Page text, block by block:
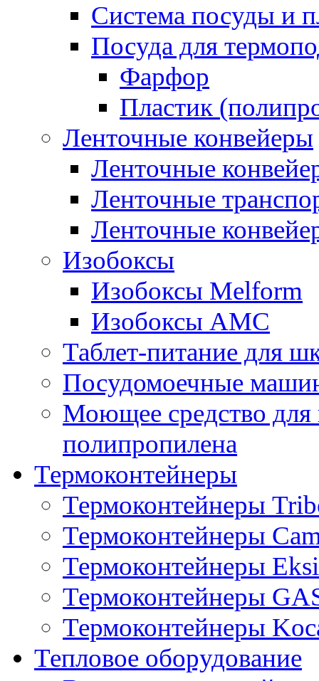
Система посуды и
Посуда для
Фарфор
Пластик
Ленточные конвейеры
Ленточные
Ленточные
Ленточные
Изобоксы
Изобоксы Melform
Изобоксы AMC
Таблет-питание для
Посудомоечные
Моющее средство для
полипропилена
Термоконтейнеры
Термоконтейнеры
Термоконтейнеры
Термоконтейнеры Eksi
Термоконтейнеры
Термоконтейнеры
Тепловое оборудование